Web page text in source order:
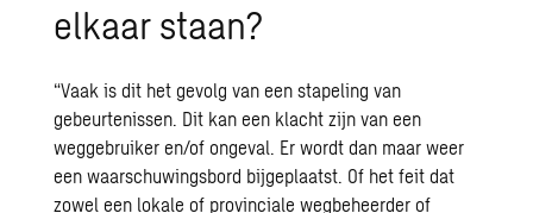
elkaar staan?
“Vaak is dit het gevolg van een stapeling van
gebeurtenissen. Dit kan een klacht zijn van een
weggebruiker en/of ongeval. Er wordt dan maar weer
een waarschuwingsbord bijgeplaatst. Of het feit dat
zowel een lokale of provinciale wegbeheerder of